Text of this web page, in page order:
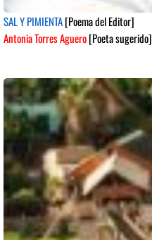
SAL Y PIMIENTA[Poema del Editor]
Antonia Torres Aguero[Poeta sugerido]